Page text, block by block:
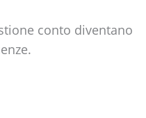
conto diventano